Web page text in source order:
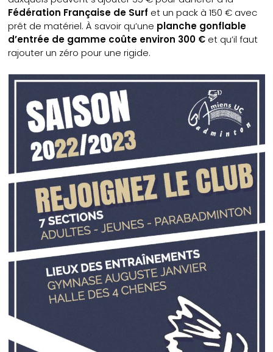
Fédération Française de Surf et un pack à 150 € avec
prêt de matériel. À savoir qu’une planche gonflable
d’entrée de gamme coûte environ 300 € et qu’il faut
rajouter un zéro pour une rigide.